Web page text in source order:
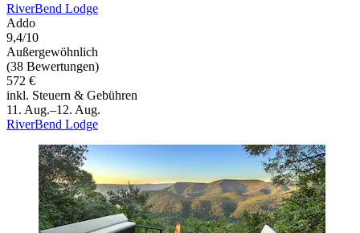
RiverBend Lodge
Addo
9,4/10
Außergewöhnlich
(38 Bewertungen)
572 €
inkl. Steuern & Gebühren
11. Aug.–12. Aug.
RiverBend Lodge